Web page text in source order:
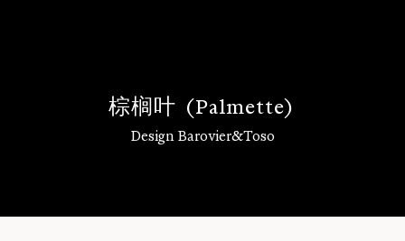
棕榈叶 (Palmette)
Design Barovier&Toso